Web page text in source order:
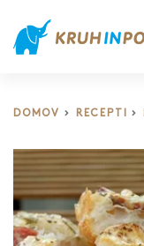
DOMOV RECEPTI